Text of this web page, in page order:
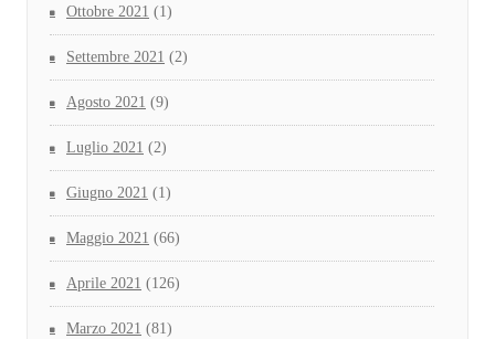
Ottobre 2021 (1)
Settembre 2021 (2)
Agosto 2021 (9)
Luglio 2021 (2)
Giugno 2021 (1)
Maggio 2021 (66)
Aprile 2021 (126)
Marzo 2021 (81)